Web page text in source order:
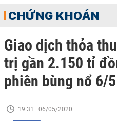
CHỨNG KHOÁN
Giao dịch thỏa
trị gần 2.150 tỉ
phiên bùng nổ 6/5
19:31 | 06/05/2020